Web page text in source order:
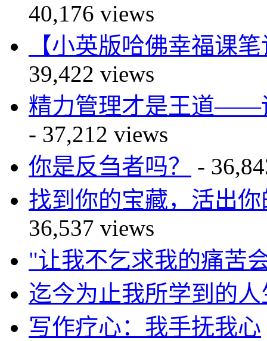
40,176 views
【小英版哈佛幸福课
39,422 views
精力管理才是王道——
- 37,212 views
你是反刍者吗？
-
找到你的宝藏，活出
36,537 views
"让我不乞求我的痛苦
迄今为止我所学到的
写作疗心：我手抚我心